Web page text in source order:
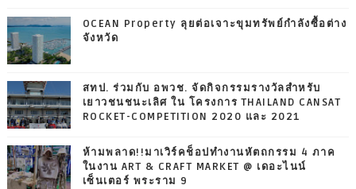
OCEAN Property ลุยต่อเจาะขุมทรัพย์กำลังซื้อต่าง
จังหวัด
สทป. ร่วมกับ อพวช. จัดกิจกรรมรางวัลสำหรับ
เยาวชนชนะเลิศ ใน โครงการ THAILAND CANSAT
ROCKET-COMPETITION 2020 และ 2021
ห้ามพลาด!!มาเวิร์คช็อปทำงานหัตถกรรม 4 ภาค
ในงาน ART & CRAFT MARKET @ เดอะไนน์
เซ็นเตอร์ พระราม 9